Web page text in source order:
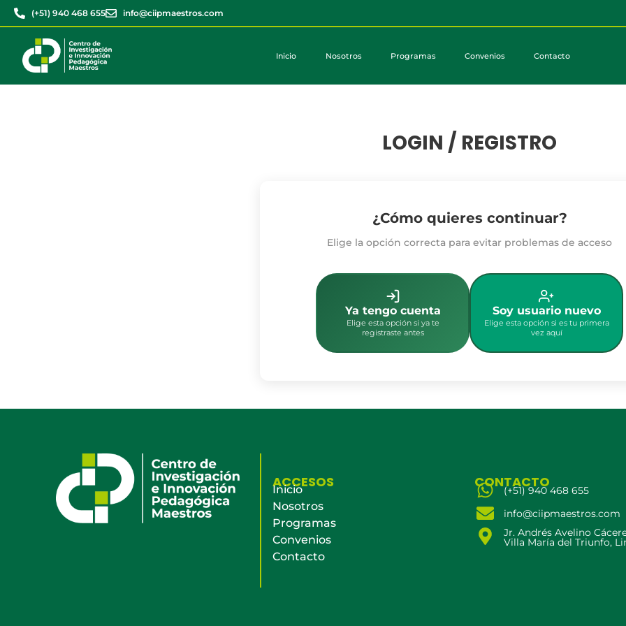
(+51) 940 468 655 info@ciipmaestros.com
Inicio Nosotros Programas Convenios Contacto
LOGIN / REGISTRO
¿Cómo quieres continuar?
Elige la opción correcta para evitar problemas de acceso
Ya tengo cuenta
Elige esta opción si ya te
registraste antes
Soy usuario nuevo
Elige esta opción si es tu primera
vez aquí
ACCESOS
Inicio
Nosotros
Programas
Convenios
Contacto
CONTACTO
(+51) 940 468 655
info@ciipmaestros.com
Jr. Andrés Avelino
Villa María del Triunfo,